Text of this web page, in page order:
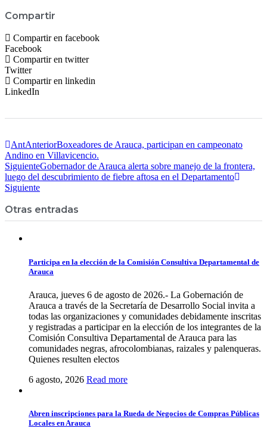
Compartir
Compartir en facebook
Facebook
Compartir en twitter
Twitter
Compartir en linkedin
LinkedIn
AntAnteriorBoxeadores de Arauca, participan en campeonato
Andino en Villavicencio.
SiguienteGobernador de Arauca alerta sobre manejo de la frontera,
luego del descubrimiento de fiebre aftosa en el Departamento
Siguiente
Otras entradas
Participa en la elección de la Comisión Consultiva Departamental de
Arauca
Arauca, jueves 6 de agosto de 2026.- La Gobernación de
Arauca a través de la Secretaría de Desarrollo Social invita a
todas las organizaciones y comunidades debidamente inscritas
y registradas a participar en la elección de los integrantes de la
Comisión Consultiva Departamental de Arauca para las
comunidades negras, afrocolombianas, raizales y palenqueras.
Quienes resulten electos
6 agosto, 2026 Read more
Abren inscripciones para la Rueda de Negocios de Compras Públicas
Locales en Arauca